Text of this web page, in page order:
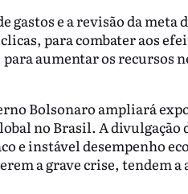
gastos e a revisão da
para combater aos
aumentar os recursos
Bolsonaro ampliará
no Brasil. A divulgação
e instável desempenho
a grave crise, tendem